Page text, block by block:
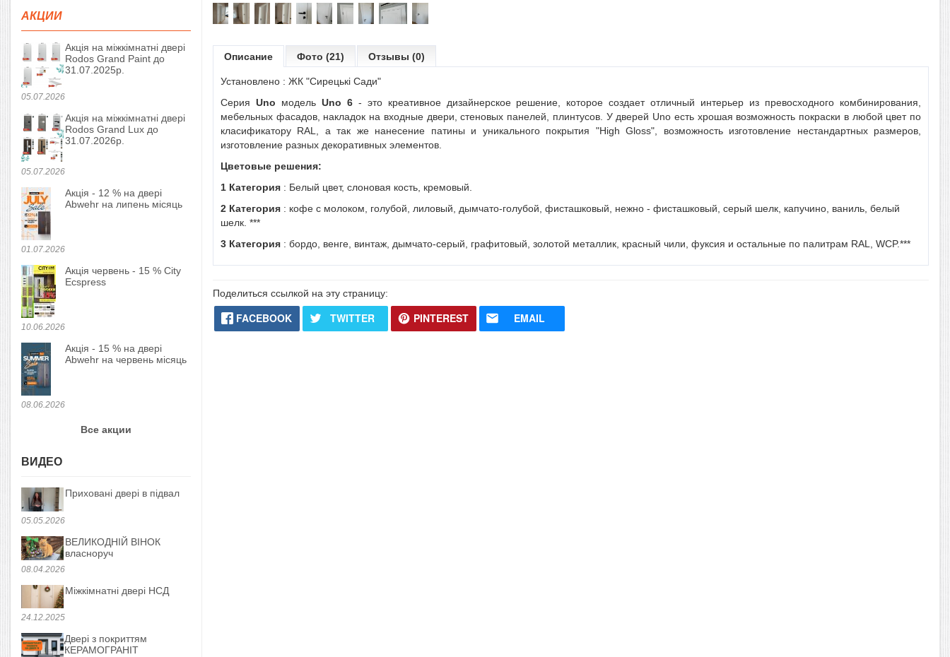
АКЦИИ
05.07.2026
Акція на міжкімнатні двері
Rodos Grand Paint до
31.07.2025р.
05.07.2026
Акція на міжкімнатні двері
Rodos Grand Lux до
31.07.2026р.
01.07.2026
Акція - 12 % на двері
Abwehr на липень місяць
10.06.2026
Акція червень - 15 % City
Ecspress
08.06.2026
Акція - 15 % на двері
Abwehr на червень місяць
Все акции
ВИДЕО
05.05.2026
Приховані двері в підвал
08.04.2026
ВЕЛИКОДНІЙ ВІНОК
власноруч
24.12.2025
Міжкімнатні двері НСД
Двері з покриттям
КЕРАМОГРАНІТ
Описание Фото (21) Отзывы (0)
Установлено : ЖК "Сирецькі Сади"
Серия Uno модель Uno 6- это креативное дизайнерское решение, которое создает отличный интерьер из превосходного комбинирования,
мебельных фасадов, накладок на входные двери, стеновых панелей, плинтусов. У дверей Uno есть хрошая возможность покраски в любой цвет по
класификатору RAL, а так же нанесение патины и уникального покрытия "High Gloss", возможность изготовление нестандартных размеров,
изготовление разных декоративных элементов.
Цветовые решения:
1 Категория : Белый цвет, слоновая кость, кремовый.
2 Категория : кофе с молоком, голубой, лиловый, дымчато-голубой, фисташковый, нежно - фисташковый, серый шелк, капучино, ваниль, белый
шелк. ***
3 Категория : бордо, венге, винтаж, дымчато-серый, графитовый, золотой металлик, красный чили, фуксия и остальные по палитрам RAL, WCP.***
Поделиться ссылкой на эту страницу:
FACEBOOK TWITTER PINTEREST EMAIL